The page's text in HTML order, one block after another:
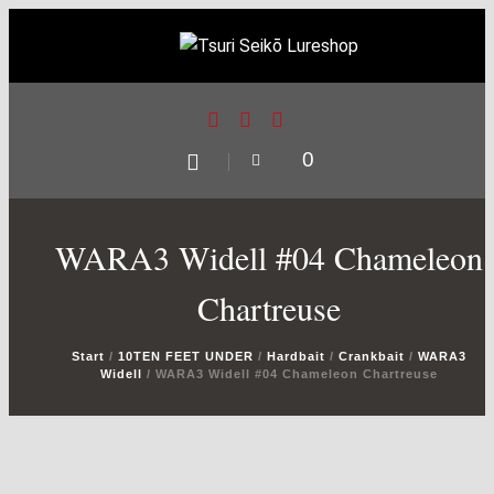
0
WARA3 Widell #04 Chameleon
Chartreuse
Start / 10TEN FEET UNDER / Hardbait / Crankbait / WARA3
Widell / WARA3 Widell #04 Chameleon Chartreuse